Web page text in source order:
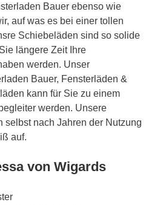
Bauer ebenso wie
auf was es bei einer tollen
Schiebeläden sind so solide
längere Zeit Ihre
werden. Unser
Bauer, Fensterläden &
kann für Sie zu einem
werden. Unsere
selbst nach Jahren der Nutzung
auf.
von Wigards